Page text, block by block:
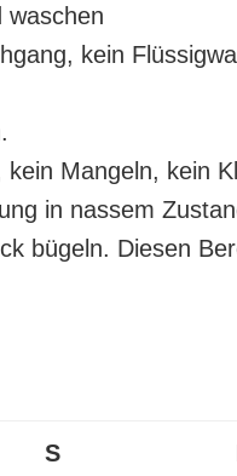
waschen
kein
Mangeln, kein
in nassem
bügeln. Diesen
S